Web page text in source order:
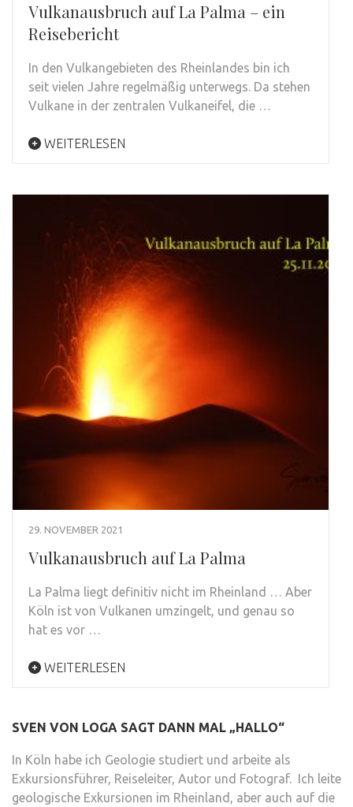
Vulkanausbruch auf La Palma – ein
Reisebericht
In den Vulkangebieten des Rheinlandes bin ich
seit vielen Jahre regelmäßig unterwegs. Da stehen
Vulkane in der zentralen Vulkaneifel, die …
WEITERLESEN
29. NOVEMBER 2021
Vulkanausbruch auf La Palma
La Palma liegt definitiv nicht im Rheinland … Aber
Köln ist von Vulkanen umzingelt, und genau so
hat es vor …
WEITERLESEN
SVEN VON LOGA SAGT DANN MAL „HALLO“
In Köln habe ich Geologie studiert und arbeite als
Exkursionsführer, Reiseleiter, Autor und Fotograf. Ich leite
geologische Exkursionen im Rheinland, aber auch auf die